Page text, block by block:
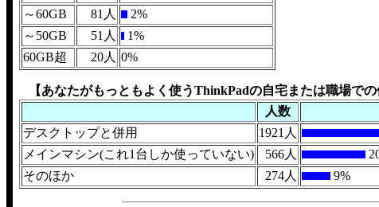
～60GB
81人
2%
～50GB
51人
1%
60GB超
20人 0%
【あなたがもっともよく使うThinkPadの自宅または職場で
人数
デスクトップと併用
1921人
メインマシン(これ1台しか使っていない)
566人
そのほか
274人 9%